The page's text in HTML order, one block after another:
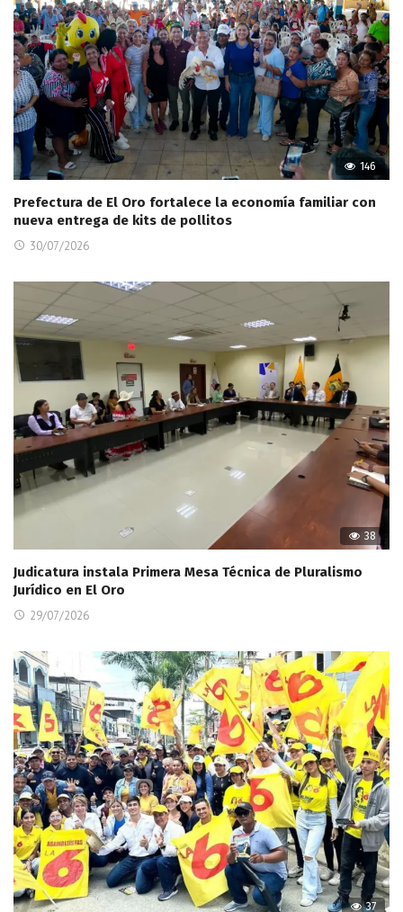
146
Prefectura de El Oro fortalece la economía familiar con
nueva entrega de kits de pollitos
30/07/2026
38
Judicatura instala Primera Mesa Técnica de Pluralismo
Jurídico en El Oro
29/07/2026
37